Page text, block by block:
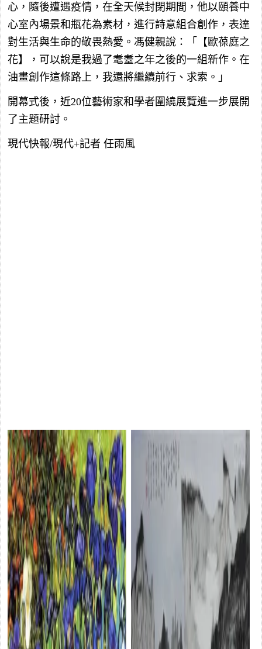
心，隨後遭遇疫情，在全天候封閉期間，他以頤養中
心室內場景和瓶花為素材，進行詩意組合創作，表達
對生活與生命的敬畏熱愛。馮健親說：「【歐葆庭之
花】，可以說是我過了耄耋之年之後的一組新作。在
油畫創作這條路上，我還將繼續前行、求索。」
開幕式後，近20位藝術家和學者圍繞展覽進一步展開
了主題研討。
現代快報/現代+記者 任雨風